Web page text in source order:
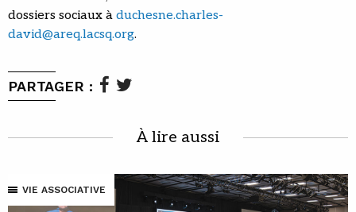
dossiers sociaux à duchesne.charles-
david@areq.lacsq.org.
PARTAGER :
À lire aussi
VIE ASSOCIATIVE